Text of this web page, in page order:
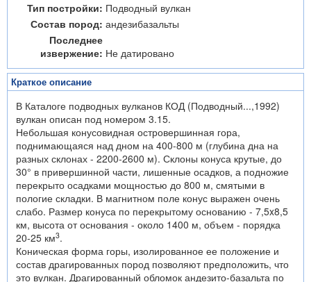
Тип постройки: Подводный вулкан
Состав пород: андезибазальты
Последнее
извержение: Не датировано
Краткое описание
В Каталоге подводных вулканов КОД (Подводный...,1992)
вулкан описан под номером 3.15.
Небольшая конусовидная островершинная гора,
поднимающаяся над дном на 400-800 м (глубина дна на
разных склонах - 2200-2600 м). Склоны конуса крутые, до
30° в привершинной части, лишенные осадков, а подножие
перекрыто осадками мощностью до 800 м, смятыми в
пологие складки. В магнитном поле конус выражен очень
слабо. Размер конуса по перекрытому основанию - 7,5x8,5
км, высота от основания - около 1400 м, объем - порядка
20-25 км3.
Коническая форма горы, изолированное ее положение и
состав драгированных пород позволяют предположить, что
это вулкан. Драгированный обломок андезито-базальта по